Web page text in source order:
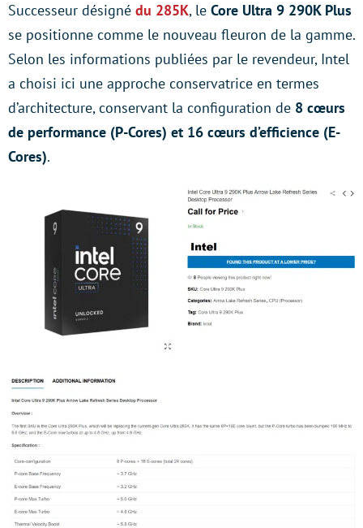
Successeur désigné du 285K, le Core Ultra 9 290K Plus
se positionne comme le nouveau fleuron de la gamme.
Selon les informations publiées par le revendeur, Intel
a choisi ici une approche conservatrice en termes
d’architecture, conservant la configuration de 8 cœurs
de performance (P-Cores) et 16 cœurs d’efficience (E-
Cores).